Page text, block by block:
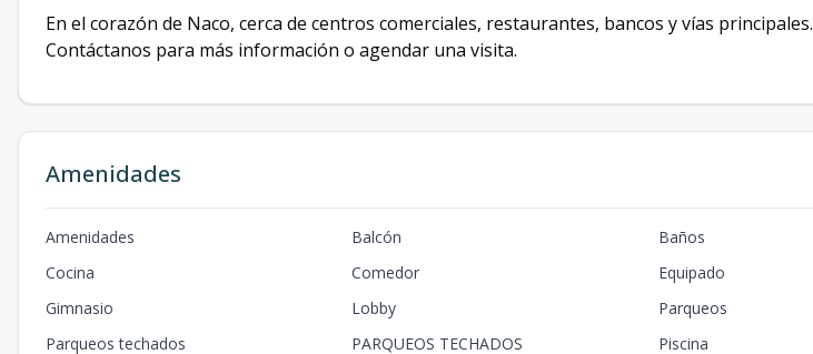
En el corazón de Naco, cerca de centros comerciales, restaurantes, bancos y vías principales.
Contáctanos para más información o agendar una visita.
Amenidades
Amenidades Balcón
Baños
Cocina
Comedor
Equipado
Gimnasio
Lobby
Parqueos
Parqueos techados
PARQUEOS TECHADOS
Piscina